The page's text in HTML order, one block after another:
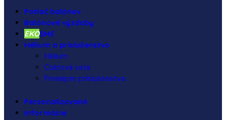
Potlač balónov
Balónové výzdoby
EKOSME
Hélium a príslušenstvo
Hélium
Cukrová vata
Prenájom príslušenstva
Personalizované
Informácie